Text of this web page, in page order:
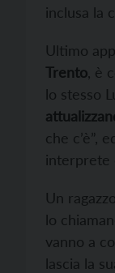
inclusa la
Ultimo
Trento , è
lo stesso
che c’è”,
interprete
Un
lo
vanno a
lascia la